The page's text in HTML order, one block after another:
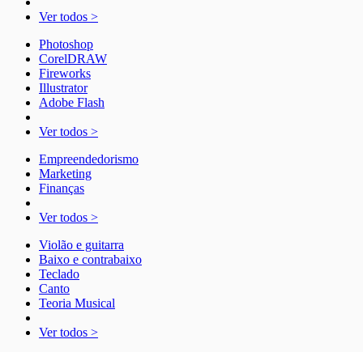
Ver todos >
Photoshop
CorelDRAW
Fireworks
Illustrator
Adobe Flash
Ver todos >
Empreendedorismo
Marketing
Finanças
Ver todos >
Violão e guitarra
Baixo e contrabaixo
Teclado
Canto
Teoria Musical
Ver todos >